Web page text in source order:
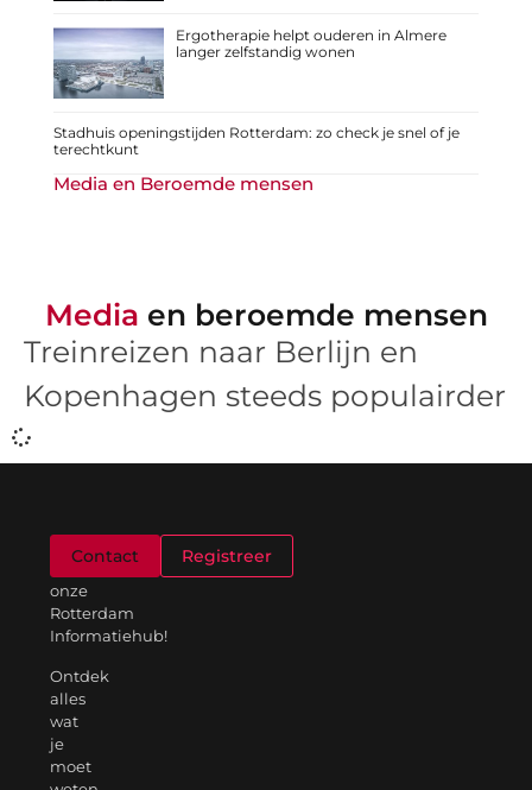
Ergotherapie helpt ouderen in Almere
langer zelfstandig wonen
Stadhuis openingstijden Rotterdam: zo check je snel of je
terechtkunt
Media en Beroemde mensen
Media en beroemde mensen
Treinreizen naar Berlijn en
Kopenhagen steeds populairder
Welkom
onze
Rotterdam
Informatiehub!
Ontdek
alles
wat
je
moet
Contact Registreer